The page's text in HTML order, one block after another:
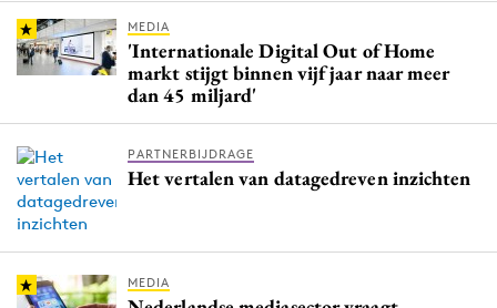
MEDIA
'Internationale Digital Out of Home
markt stijgt binnen vijf jaar naar meer
dan 45 miljard'
PARTNERBIJDRAGE
Het vertalen van datagedreven inzichten
MEDIA